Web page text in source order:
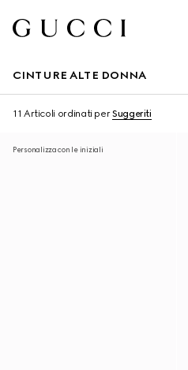
CINTURE ALTE DONNA
11 Articoli ordinati perSuggeriti
Personalizza con le iniziali